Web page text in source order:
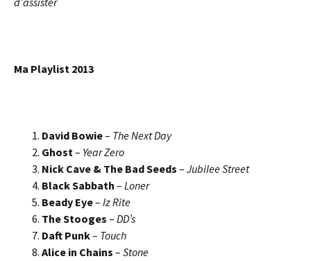
Ma Playlist 2013
David Bowie– The Next Day
Ghost– Year Zero
Nick Cave & The Bad Seeds – Jubilee Street
Black Sabbath – Loner
Beady Eye– Iz Rite
The Stooges – DD’s
Daft Punk– Touch
Alice in Chains – Stone